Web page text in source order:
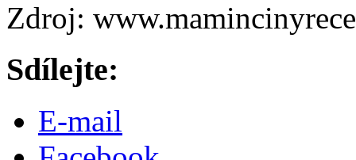
Zdroj:
Sdílejte:
E-mail